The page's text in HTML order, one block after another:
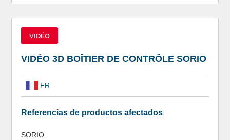
VIDÉO
VIDÉO 3D BOÎTIER DE CONTRÔLE SORIO
FR
Referencias de productos afectados
SORIO